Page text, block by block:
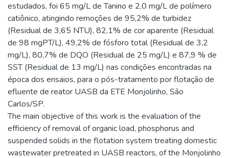
estudados, foi 65 mg/L de Tanino e 2,0 mg/L de polímero
catiônico, atingindo remoções de 95,2% de turbidez
(Residual de 3,65 NTU), 82,1% de cor aparente (Residual
de 98 mgPT/L), 49,2% de fósforo total (Residual de 3,2
mg/L), 80,7% de DQO (Residual de 25 mg/L) e 87,9 % de
SST (Residual de 13 mg/L) nas condições encontradas na
época dos ensaios, para o pós-tratamento por flotação de
efluente de reator UASB da ETE Monjolinho, São
Carlos/SP.
The main objective of this work is the evaluation of the
efficiency of removal of organic load, phosphorus and
suspended solids in the flotation system treating domestic
wastewater pretreated in UASB reactors, of the Monjolinho